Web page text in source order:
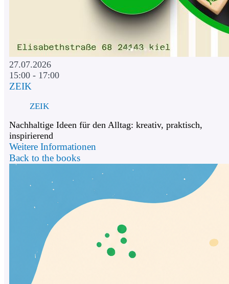
27.07.2026
15:00 - 17:00
ZEIK
ZEIK
Nachhaltige Ideen für den Alltag: kreativ, praktisch,
inspirierend
Weitere Informationen
Back to the books